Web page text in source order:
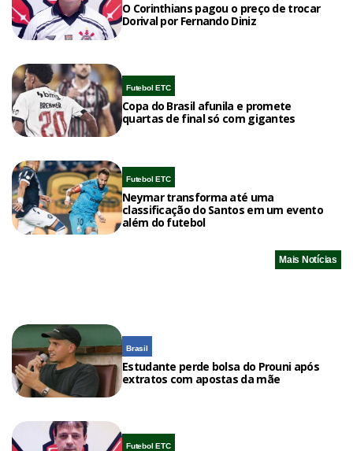
O Corinthians pagou o preço de trocar
Dorival por Fernando Diniz
Futebol ETC
Copa do Brasil afunila e promete
quartas de final só com gigantes
Futebol ETC
Neymar transforma até uma
classificação do Santos em um evento
além do futebol
Mais Notícias
Brasil
Estudante perde bolsa do Prouni após
extratos com apostas da mãe
Futebol ETC